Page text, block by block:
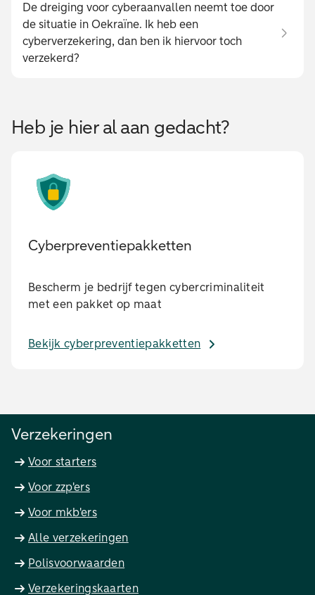
De dreiging voor cyberaanvallen neemt toe door
de situatie in Oekraïne. Ik heb een
cyberverzekering, dan ben ik hiervoor toch
verzekerd?
Heb je hier al aan gedacht?
Cyberpreventiepakketten
Bescherm je bedrijf tegen cybercriminaliteit
met een pakket op maat
Bekijk cyberpreventiepakketten
Verzekeringen
Voor starters
Voor zzp'ers
Voor mkb'ers
Alle verzekeringen
Polisvoorwaarden
Verzekeringskaarten